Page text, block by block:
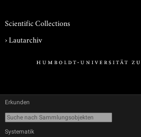
Scientific Collections
›Lautarchiv
Erkunden
Systematik